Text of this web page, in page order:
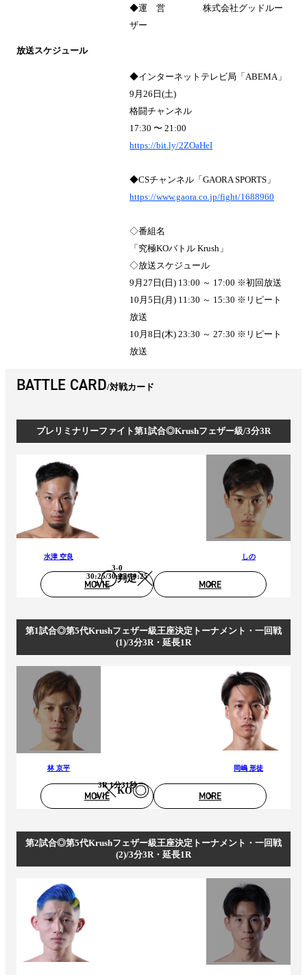
◆運 営 株式会社グッドルー
ザー
放送スケジュール
◆インターネットテレビ局「ABEMA」
9月26日(土)
格闘チャンネル
17:30 〜 21:00
https://bit.ly/2ZOaHeI
◆CSチャンネル「GAORA SPORTS」
https://www.gaora.co.jp/fight/1688960
◇番組名
「究極KOバトル Krush」
◇放送スケジュール
9月27日(日) 13:00 ～ 17:00 ※初回放送
10月5日(月) 11:30 ～ 15:30 ※リピート
放送
10月8日(木) 23:30 ～ 27:30 ※リピート
放送
BATTLE CARD 対戦カード
プレリミナリーファイト第1試合◎Krushフェザー級/3分3R
水津 空良
判定
3-0
30:25/30:25/30:25
しの
MOVIE MORE
第1試合◎第5代Krushフェザー級王座決定トーナメント・一回戦
(1)/3分3R・延長1R
林 京平
KO
3R 1分31秒
岡嶋 形徒
MOVIE MORE
第2試合◎第5代Krushフェザー級王座決定トーナメント・一回戦
(2)/3分3R・延長1R